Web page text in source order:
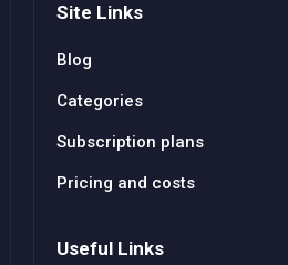
Site Links
Blog
Categories
Subscription plans
Pricing and costs
Useful Links